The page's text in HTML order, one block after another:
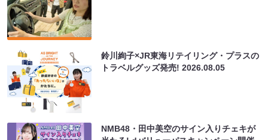
鈴川絢子×JR東海リテイリング・プラスの
トラベルグッズ発売!2026.08.05
NMB48・田中美空のサイン入りチェキが